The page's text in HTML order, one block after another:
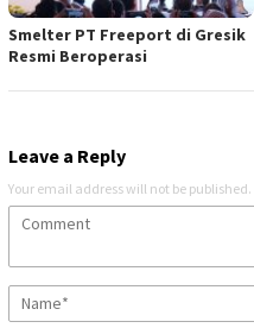
Smelter PT Freeport di Gresik
Resmi Beroperasi
Leave a Reply
Your email address will not be published.